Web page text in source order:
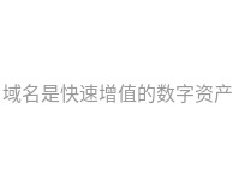
名是快速增值的数字资产